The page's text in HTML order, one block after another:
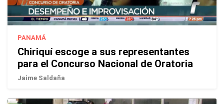
PANAMÁ
Chiriquí escoge a sus representantes
para el Concurso Nacional de Oratoria
Jaime Saldaña